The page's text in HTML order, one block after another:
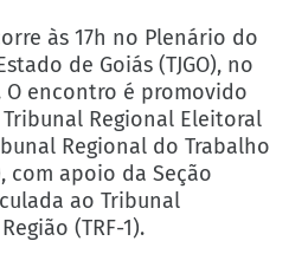
às 17h no Plenário do
de Goiás (TJGO), no
encontro é promovido
Tribunal Regional Eleitoral
Regional do Trabalho
com apoio da Seção
ao Tribunal
(TRF-1).